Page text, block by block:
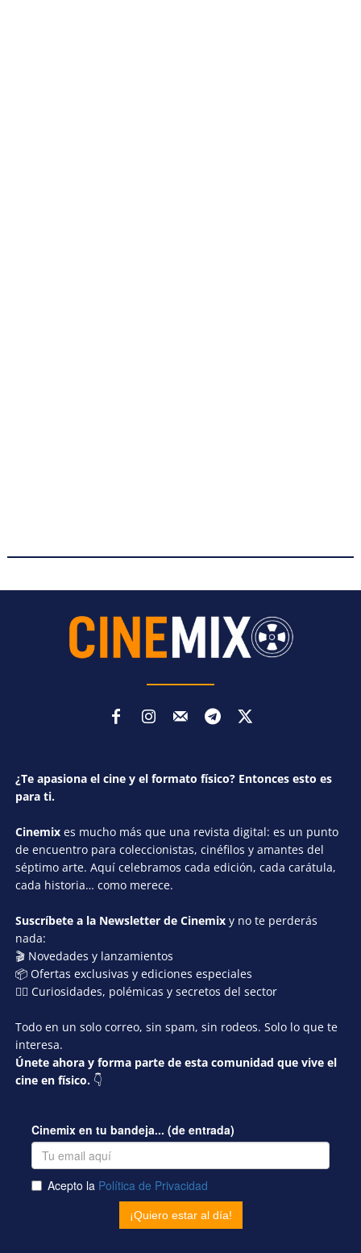
¿Te apasiona el cine y el formato físico? Entonces esto es
para ti.
Cinemix es mucho más que una revista digital: es un punto
de encuentro para coleccionistas, cinéfilos y amantes del
séptimo arte. Aquí celebramos cada edición, cada carátula,
cada historia… como merece.
Suscríbete a la Newsletter de Cinemix y no te perderás
nada:
🎬 Novedades y lanzamientos
📦 Ofertas exclusivas y ediciones especiales
🕵️‍♂️ Curiosidades, polémicas y secretos del sector
Todo en un solo correo, sin spam, sin rodeos. Solo lo que te
interesa.
Únete ahora y forma parte de esta comunidad que vive el
cine en físico. 👇